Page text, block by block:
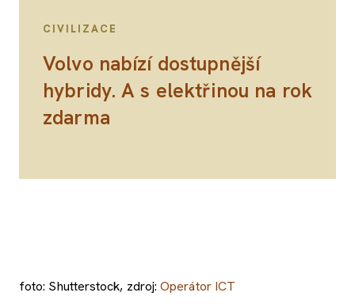
CIVILIZACE
Volvo nabízí dostupnější
hybridy. A s elektřinou na rok
zdarma
foto: Shutterstock, zdroj:Operátor ICT